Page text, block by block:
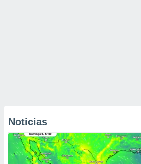
Noticias